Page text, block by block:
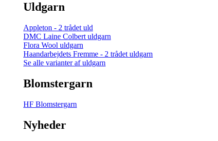
Uldgarn
Appleton - 2 trådet uld
DMC Laine Colbert uldgarn
Flora Wool uldgarn
Haandarbejdets Fremme - 2 trådet uldgarn
Se alle varianter af uldgarn
Blomstergarn
HF Blomstergarn
Nyheder